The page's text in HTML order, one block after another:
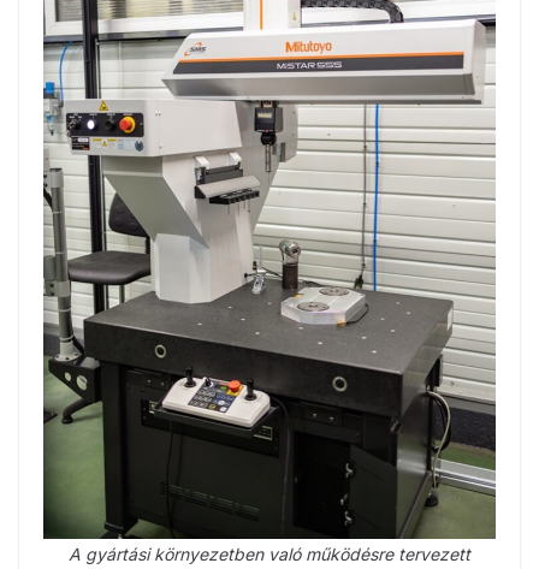
A gyártási környezetben való működésre tervezett